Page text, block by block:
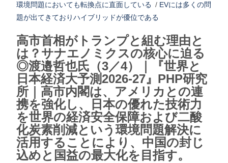
環境問題においても転換点に直面している / EVには多くの問
題が出てきておりハイブリッドが優位である
高市首相がトランプと組む理由と
は？サナエノミクスの核心に迫る
◎渡邉哲也氏（3／4）｜『世界と
日本経済大予測2026-27』PHP研究
所｜高市内閣は、アメリカとの連
携を強化し、日本の優れた技術力
を世界の経済安全保障および二酸
化炭素削減という環境問題解決に
活用することにより、中国の封じ
込めと国益の最大化を目指す。